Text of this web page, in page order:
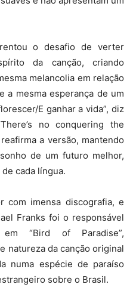
o desafio de verter
da canção, criando
melancolia em relação
a mesma esperança de um
E ganhar a vida”, diz
no conquering the
a versão, mantendo
de um futuro melhor,
cada língua.
com imensa discografia, e
Franks foi o responsável
“Bird of Paradise”,
natureza da canção original
numa espécie de paraíso
sobre o Brasil.